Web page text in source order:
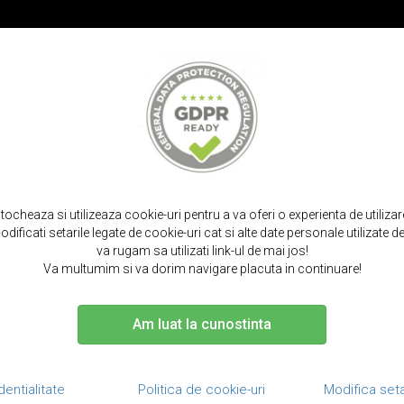
CURELE SMARTWATCH TOCURI SI SACULETI
XIAOMI - 12T / 12T
Culoare Tip husa Tip material
si utilizeaza cookie-uri pentru a va oferi o experienta de
setarile legate de cookie-uri cat si alte date personale utilizate
va rugam sa utilizati link-ul de mai jos!
Va multumim si va dorim navigare placuta in continuare!
Am luat la cunostinta
Politica de cookie-uri Modifica